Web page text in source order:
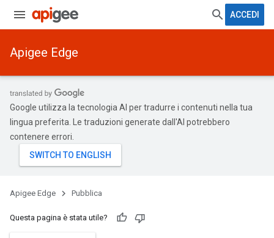
ACCEDI
Apigee Edge
Google utilizza la tecnologia AI per tradurre i contenuti nella tua
lingua preferita. Le traduzioni generate dall'AI potrebbero
contenere errori.
Apigee Edge Pubblica
Questa pagina è stata utile?